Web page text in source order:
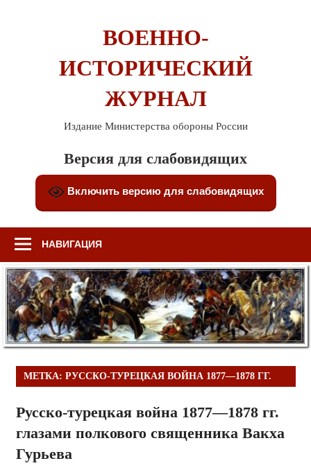
ВОЕННО-
ИСТОРИЧЕСКИЙ
ЖУРНАЛ
Издание Министерства обороны России
Версия для слабовидящих
Включить версию для слабовидящих
НАВИГАЦИЯ
МЕТКА: РУССКО-ТУРЕЦКАЯ ВОЙНА 1877—1878 ГГ.
Русско-турецкая война 1877—1878 гг.
глазами полкового священника Вакха
Гурьева